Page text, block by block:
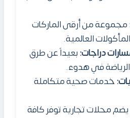
مجموعة من أرقى الماركات
العالمية.
دراجات:بعيداً عن طرق
في هدوء.
خدمات صحية متكاملة
يضم محلات تجارية توفر كافة